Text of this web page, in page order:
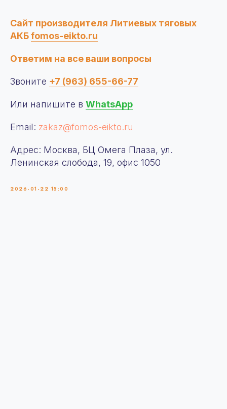
Сайт производителя Литиевых тяговых
АКБfomos-eikto.ru
Ответим на все ваши вопросы
Звоните +7 (963) 655-66-77
Или напишите в WhatsApp
Email: zakaz@fomos-eikto.ru
Адрес: Москва, БЦ Омега Плаза, ул.
Ленинская слобода, 19, офис 1050
2026-01-22 15:00
Отчет о проведении
специальной оценки условий